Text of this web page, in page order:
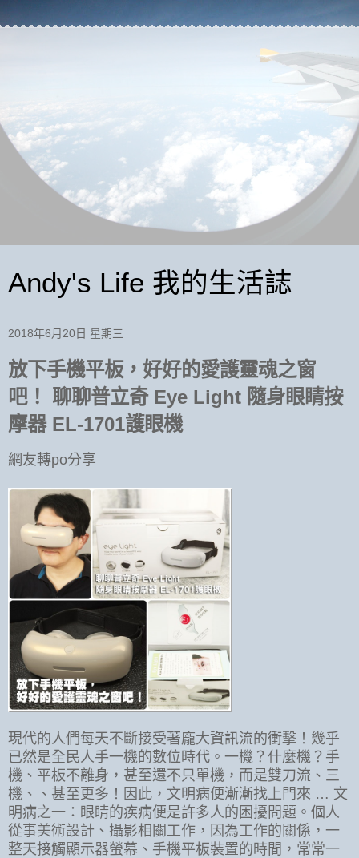
Andy's Life 我的生活誌
2018年6月20日 星期三
放下手機平板，好好的愛護靈魂之窗
吧！ 聊聊普立奇 Eye Light 隨身眼睛按
摩器 EL-1701護眼機
網友轉po分享
現代的人們每天不斷接受著龐大資訊流的衝擊！幾乎
已然是全民人手一機的數位時代。一機？什麼機？手
機、平板不離身，甚至還不只單機，而是雙刀流、三
機、、甚至更多！因此，文明病便漸漸找上門來 … 文
明病之一：眼睛的疾病便是許多人的困擾問題。個人
從事美術設計、攝影相關工作，因為工作的關係，一
整天接觸顯示器螢幕、手機平板裝置的時間，常常一